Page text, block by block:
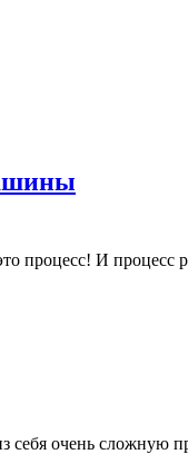
кузова
машины